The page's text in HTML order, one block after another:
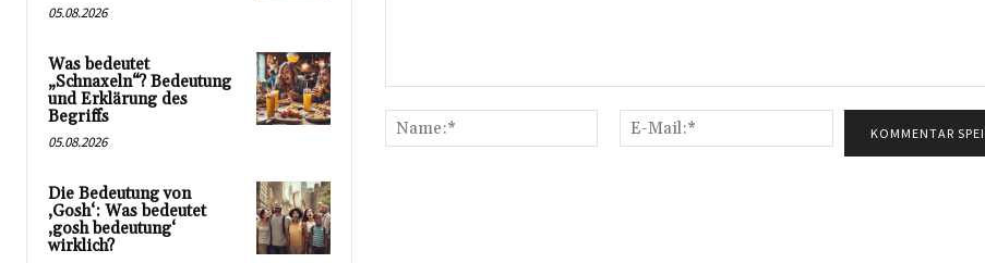
05.08.2026
Was bedeutet
„Schnaxeln“? Bedeutung
und Erklärung des
Begriffs
05.08.2026
Die Bedeutung von
‚Gosh‘: Was bedeutet
‚gosh bedeutung‘
wirklich?
Name:*
Mail:*